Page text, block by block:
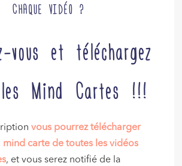
CHAQUE VIDÉO ?
vous et téléchargez
Mind Cartes !!!
vous pourrez télécharger
carte de toutes les vidéos
, et vous serez notifié de la